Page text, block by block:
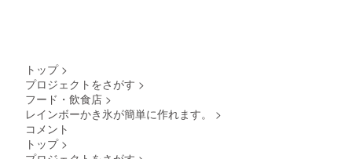
トップ >
プロジェクトをさがす >
フード・飲食店 >
レインボーかき氷が簡単に作れます。
>
コメント
トップ >